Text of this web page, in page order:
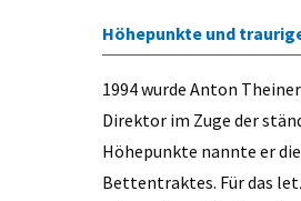
Höhepunkte und
1994 wurde Anton
Direktor im Zuge der
Höhepunkte nannte er
Bettentraktes. Für das